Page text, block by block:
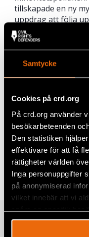
Samtycke
Cookies på crd.org
På crd.org använder
besökarbeteenden
Den statistiken
effektivare för att få
rättigheter världen
Inga personuppgifter
på anonymiserad
vilket innebär att vi
spåra en specifik
tillskapade en ny
uppdrag att följa
minoriteternas
skulle vikten av att
praktiken
samiska folkets
Läs hela
Klicka härför att
Dela
Facebook
Twitter
Taggar Samers